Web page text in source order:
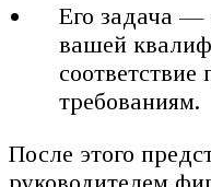
Его задача —
вашей
требованиям.
После этого